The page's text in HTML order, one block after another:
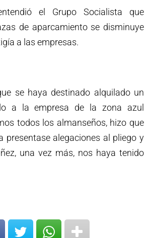
el Grupo Socialista que
de aparcamiento se disminuye
a las empresas.
se haya destinado alquilado un
a la empresa de la zona azul
todos los almanseños, hizo que
presentase alegaciones al pliego y
una vez más, nos haya tenido